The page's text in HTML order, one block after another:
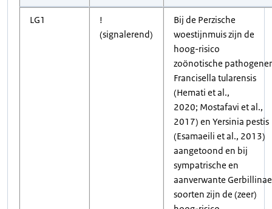
LG1
!
(signalerend)
Bij de Perzische
woestijnmuis zijn de
hoog-risico
zoönotische
Francisella tularensis
(Hemati et al.,
2020; Mostafavi et al.,
2017) en Yersinia pestis
(Esamaeili et al., 2013)
aangetoond en bij
sympatrische en
aanverwante Gerbillinae
soorten zijn de (zeer)